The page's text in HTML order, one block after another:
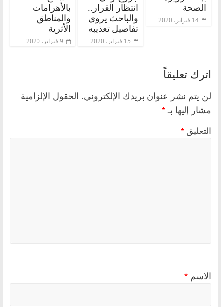
الصحة
14 فبراير، 2020
انتظار القرار..
والباحث يروي
تفاصيل تعذيبه
15 فبراير، 2020
بالأهرامات
والمناطق
الأثرية
9 فبراير، 2020
اترك تعليقاً
لن يتم نشر عنوان بريدك الإلكتروني. الحقول الإلزامية
مشار إليها بـ *
التعليق *
الاسم *